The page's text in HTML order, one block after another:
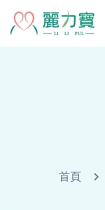
首頁